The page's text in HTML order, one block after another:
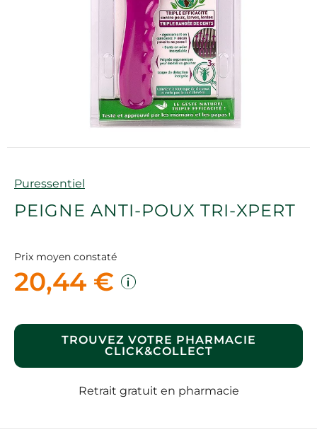
Marque
Puressentiel
PEIGNE ANTI-POUX TRI-XPERT
Prix moyen constaté
20,44 €
TROUVEZ VOTRE PHARMACIE
CLICK&COLLECT
Retrait gratuit en pharmacie